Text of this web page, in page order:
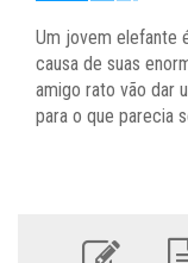
Um jovem elefante
causa de suas
amigo rato vão dar
para o que parecia